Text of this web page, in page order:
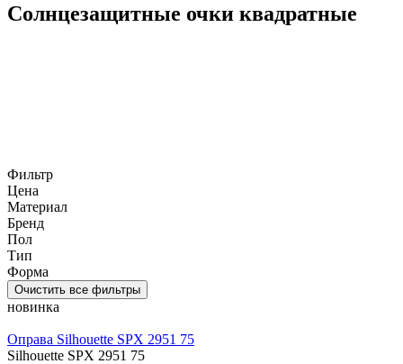
Солнцезащитные очки квадратные
Фильтр
Цена
Материал
Бренд
Пол
Тип
Форма
Очистить все фильтры
новинка
Оправа Silhouette SPX 2951 75
Silhouette SPX 2951 75